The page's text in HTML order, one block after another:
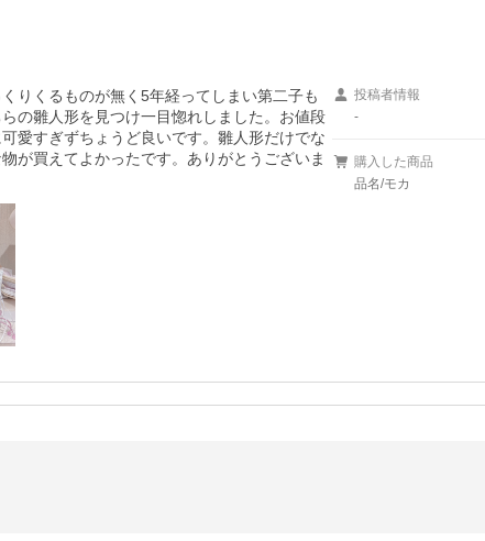
りくるものが無く5年経ってしまい第二子も
の雛人形を見つけ一目惚れしました。お値段
愛すぎずちょうど良いです。雛人形だけでな
が買えてよかったです。ありがとうございま
投稿者情報
-
購入した商品
品名/モカ